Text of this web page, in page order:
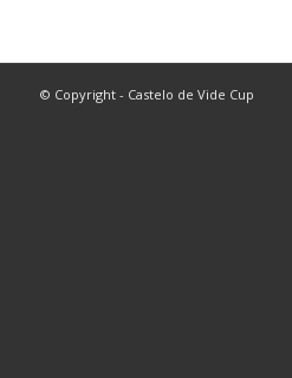
© Copyright - Castelo de Vide Cup